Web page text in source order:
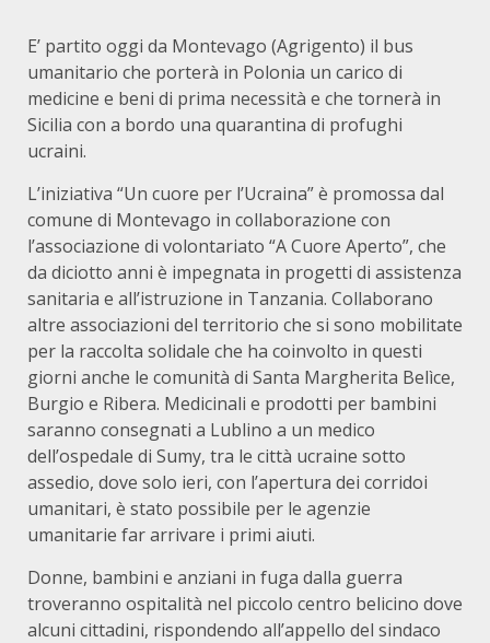
E’ partito oggi da Montevago (Agrigento) il bus
umanitario che porterà in Polonia un carico di
medicine e beni di prima necessità e che tornerà in
Sicilia con a bordo una quarantina di profughi
ucraini.
L’iniziativa “Un cuore per l’Ucraina” è promossa dal
comune di Montevago in collaborazione con
l’associazione di volontariato “A Cuore Aperto”, che
da diciotto anni è impegnata in progetti di assistenza
sanitaria e all’istruzione in Tanzania. Collaborano
altre associazioni del territorio che si sono mobilitate
per la raccolta solidale che ha coinvolto in questi
giorni anche le comunità di Santa Margherita Belìce,
Burgio e Ribera. Medicinali e prodotti per bambini
saranno consegnati a Lublino a un medico
dell’ospedale di Sumy, tra le città ucraine sotto
assedio, dove solo ieri, con l’apertura dei corridoi
umanitari, è stato possibile per le agenzie
umanitarie far arrivare i primi aiuti.
Donne, bambini e anziani in fuga dalla guerra
troveranno ospitalità nel piccolo centro belicino dove
alcuni cittadini, rispondendo all’appello del sindaco